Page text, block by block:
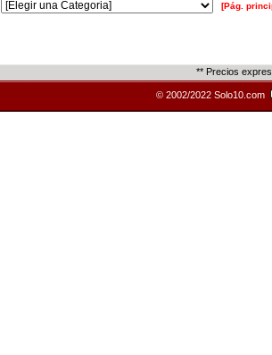
[Pág.
** Precios
© 2002/2022 Solo10.com